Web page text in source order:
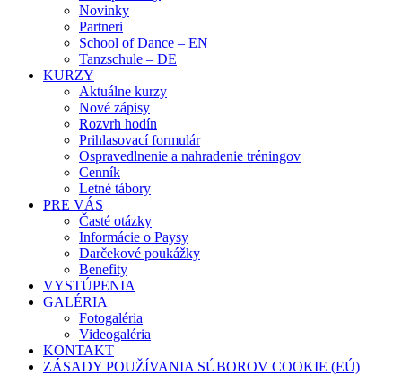
Novinky
Partneri
School of Dance – EN
Tanzschule – DE
KURZY
Aktuálne kurzy
Nové zápisy
Rozvrh hodín
Prihlasovací formulár
Ospravedlnenie a nahradenie tréningov
Cenník
Letné tábory
PRE VÁS
Časté otázky
Informácie o Paysy
Darčekové poukážky
Benefity
VYSTÚPENIA
GALÉRIA
Fotogaléria
Videogaléria
KONTAKT
ZÁSADY POUŽÍVANIA SÚBOROV COOKIE (EÚ)